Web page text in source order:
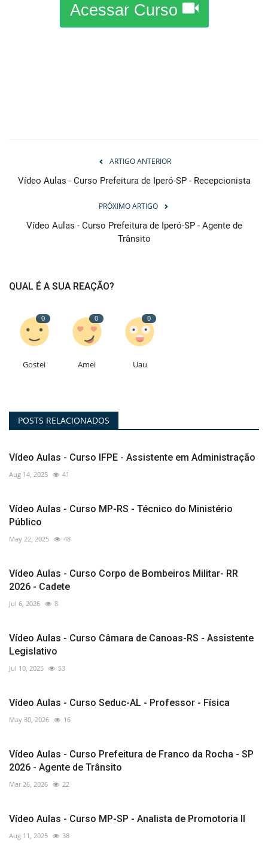
Acessar Curso
ARTIGO ANTERIOR
Vídeo Aulas - Curso Prefeitura de Iperó-SP - Recepcionista
PRÓXIMO ARTIGO
Vídeo Aulas - Curso Prefeitura de Iperó-SP - Agente de
Trânsito
QUAL É A SUA REAÇÃO?
0
Gostei
0
Amei
0
Uau
POSTS RELACIONADOS
Vídeo Aulas - Curso IFPE - Assistente em Administração
Aug 14, 2025 41
Vídeo Aulas - Curso MP-RS - Técnico do Ministério
Público
May 22, 2025 48
Vídeo Aulas - Curso Corpo de Bombeiros Militar- RR
2026 - Cadete
Jul 6, 2026 8
Vídeo Aulas - Curso Câmara de Canoas-RS - Assistente
Legislativo
Jul 10, 2025 53
Vídeo Aulas - Curso Seduc-AL - Professor - Física
May 30, 2026 16
Vídeo Aulas - Curso Prefeitura de Franco da Rocha - SP
2026 - Agente de Trânsito
Mar 26, 2026 22
Vídeo Aulas - Curso MP-SP - Analista de Promotoria II
Aug 11, 2025 38